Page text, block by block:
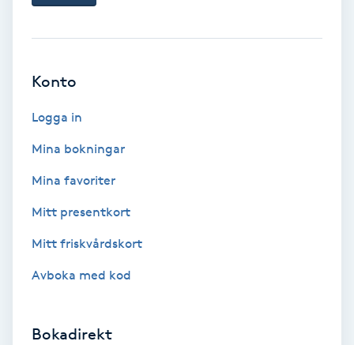
Gravidyoga
Gruppträning
Gua Sha-massage
Hatha Yoga
Healing
Konto
Logga in
Mina bokningar
Mina favoriter
Mitt presentkort
Mitt friskvårdskort
Avboka med kod
Bokadirekt